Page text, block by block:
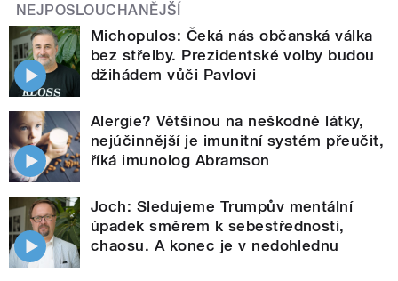
NEJPOSLOUCHANĚJŠÍ
Michopulos: Čeká nás občanská válka
bez střelby. Prezidentské volby budou
džihádem vůči Pavlovi
Alergie? Většinou na neškodné látky,
nejúčinnější je imunitní systém přeučit,
říká imunolog Abramson
Joch: Sledujeme Trumpův mentální
úpadek směrem k sebestřednosti,
chaosu. A konec je v nedohlednu